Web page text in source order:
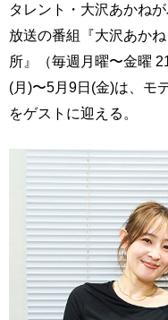
タレント・大沢あかね
放送の番組『大沢あか
所』（毎週月曜〜金曜
(月)〜5月9日(金)は、モ
をゲストに迎える。